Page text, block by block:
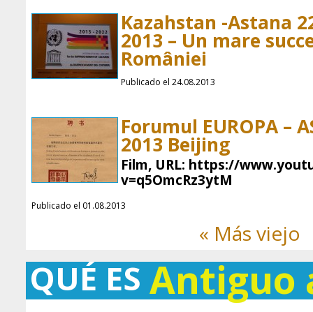
Kazahstan -Astana
2013 – Un mare
României
Publicado el 24.08.2013
Forumul EUROPA –
2013 Beijing
Film, URL: https://
v=q5OmcRz3ytM
Publicado el 01.08.2013
« Más viejo
QUÉ ES Antiguo